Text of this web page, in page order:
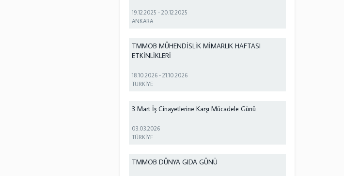
19.12.2025 -20.12.2025
ANKARA
TMMOB MÜHENDİSLİK MİMARLIK HAFTASI
ETKİNLİKLERİ
18.10.2026 -21.10.2026
TÜRKİYE
3 Mart İş Cinayetlerine Karşı Mücadele Günü
03.03.2026
TÜRKİYE
TMMOB DÜNYA GIDA GÜNÜ